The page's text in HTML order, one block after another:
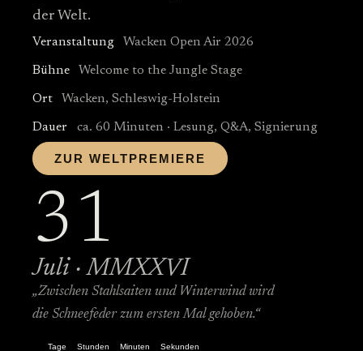
31
Juli · MMXXVI
„Zwischen Stahlsaiten und Winterwind wird
die Schneefeder zum ersten Mal gehoben.“
Tage Stunden Minuten Sekunden
der Welt.
Veranstaltung Wacken Open Air 2026
Bühne Welcome to the Jungle Stage
Ort Wacken, Schleswig-Holstein
Dauer ca. 60 Minuten · Lesung, Q&A, Signierung
ZUR WELTPREMIERE